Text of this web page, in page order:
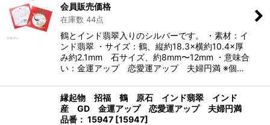
会員販売価格
在庫数 44点
鶴とインド翡翠入りのシルバーです。 ・素材：イ
ンド翡翠 ・サイズ：鶴、縦約18.3×横約10.4×厚
み約2.1mm 石サイズ、約8mm〜12mm ・意味合
い：金運アップ 恋愛運アップ 夫婦円満 ※個…
縁起物 招福 鶴 原石 インド翡翠 インド
産 GD 金運アップ 恋愛運アップ 夫婦円満
品番： 15947 [15947]